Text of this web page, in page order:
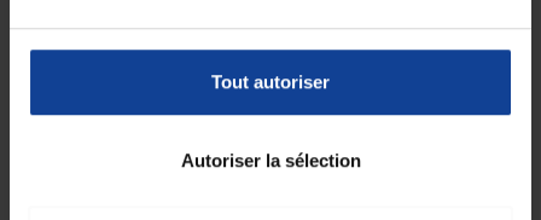
Tout autoriser
Autoriser la sélection
une bande.